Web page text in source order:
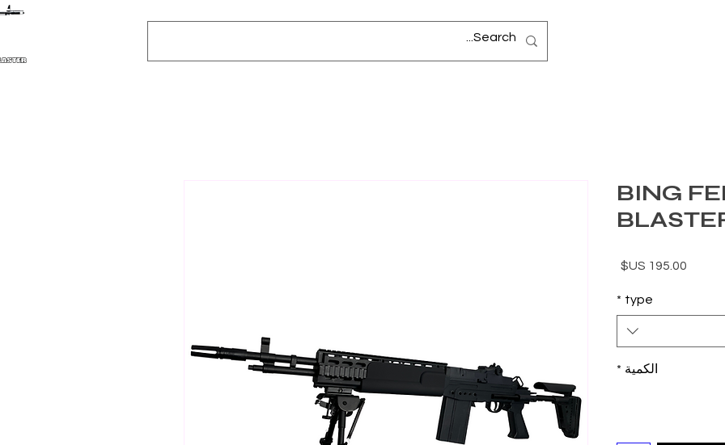
BING
السعر
type
*
الكمية *